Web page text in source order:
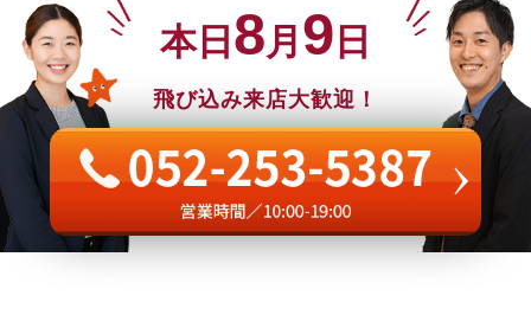
本日 8月 9 日
飛び込み来店大歓迎！